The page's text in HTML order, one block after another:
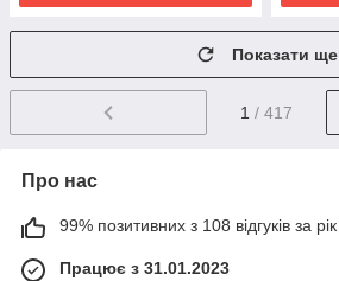
Показати ще
1 / 417
Про нас
99% позитивних з 108 відгуків за рік
Працює з 31.01.2023